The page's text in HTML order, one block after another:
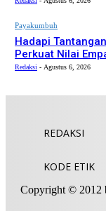
Payakumbuh
Hadapi
Perkuat Nilai
Redaksi - Agustus 6, 2026
REDAKSI
KODE ETIK
Copyright © 2012